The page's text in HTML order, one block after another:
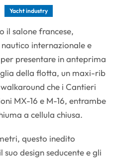
Yacht industry
il salone francese,
internazionale e
presentare in anteprima
della flotta, un maxi-rib
che i Cantieri
MX-16 e M-16, entrambe
a cellula chiusa.
questo inedito
design seducente e gli